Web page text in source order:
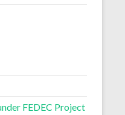
FEDEC Project